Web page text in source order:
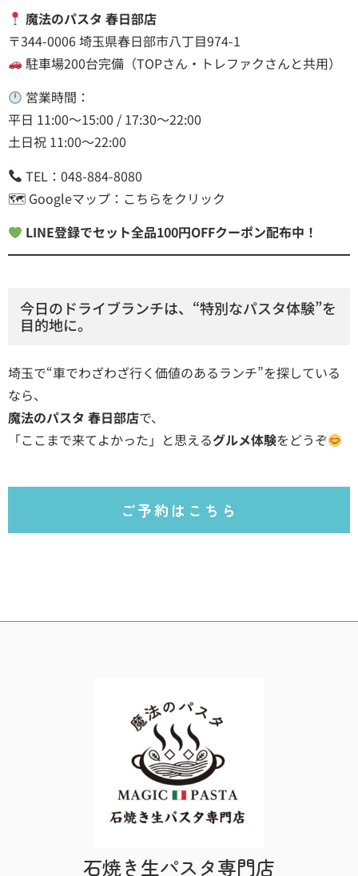
魔法のパスタ 春日部店
〒344-0006 埼玉県春日部市八丁目974-1
駐車場200台完備（TOPさん・トレファクさんと共用）
営業時間：
平日 11:00～15:00 / 17:30～22:00
土日祝 11:00～22:00
TEL：048-884-8080
🗺 Googleマップ： こちらをクリック
LINE登録でセット全品100円OFFクーポン配布中！
今日のドライブランチは、“特別なパスタ体験”を
目的地に。
埼玉で“車でわざわざ行く価値のあるランチ”を探している
なら、
魔法のパスタ 春日部店で、
「ここまで来てよかった」と思えるグルメ体験をどうぞ
ご予約はこちら
石焼き生パスタ専門店